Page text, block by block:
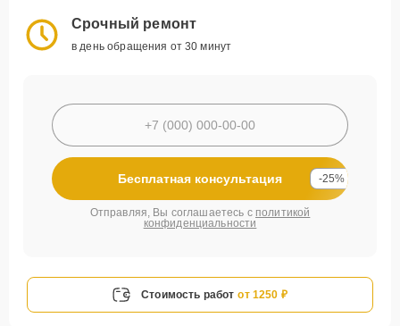
Срочный ремонт
в день обращения от 30 минут
Бесплатная консультация -25%
Отправляя, Вы соглашаетесь с политикой
конфиденциальности
Стоимость работ от 1250 ₽